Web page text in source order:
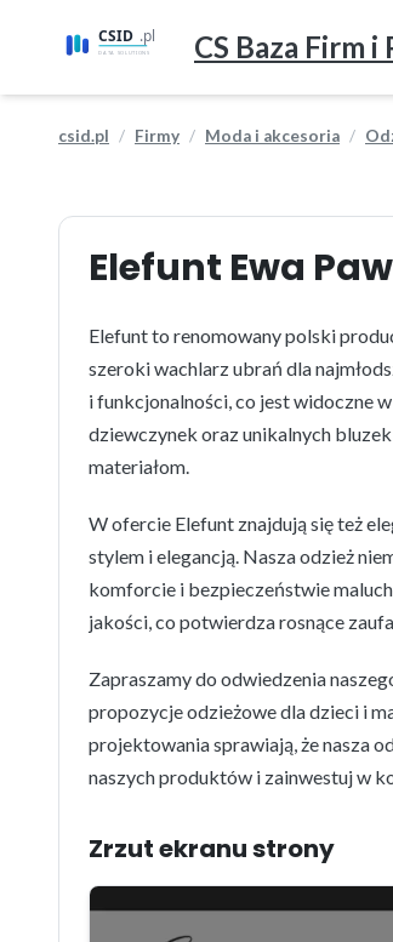
CS Baza Firm i
csid.pl Firmy Moda i akcesoria
Elefunt Ewa
Elefunt to renomowany polski
szeroki wachlarz ubrań dla
i funkcjonalności, co jest widoczne
dziewczynek oraz unikalnych
materiałom.
W ofercie Elefunt znajdują się też
stylem i elegancją. Nasza odzież
komforcie i bezpieczeństwie
jakości, co potwierdza rosnące
Zapraszamy do odwiedzenia
propozycje odzieżowe dla dzieci i
projektowania sprawiają, że nasza
naszych produktów i zainwestuj w
Zrzut ekranu strony